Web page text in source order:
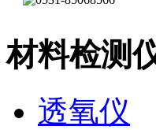
材料检测
透氧仪